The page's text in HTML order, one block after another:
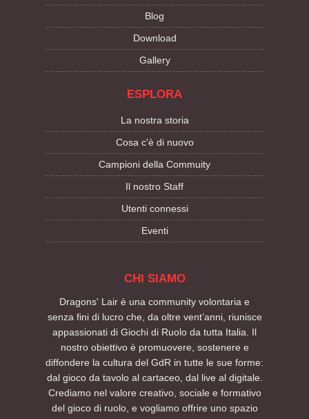
Blog
Download
Gallery
ESPLORA
La nostra storia
Cosa c'è di nuovo
Campioni della Commuity
Il nostro Staff
Utenti connessi
Eventi
CHI SIAMO
Dragons' Lair è una community volontaria e
senza fini di lucro che, da oltre vent’anni, riunisce
appassionati di Giochi di Ruolo da tutta Italia. Il
nostro obiettivo è promuovere, sostenere e
diffondere la cultura del GdR in tutte le sue forme:
dal gioco da tavolo al cartaceo, dal live al digitale.
Crediamo nel valore creativo, sociale e formativo
del gioco di ruolo, e vogliamo offrire uno spazio